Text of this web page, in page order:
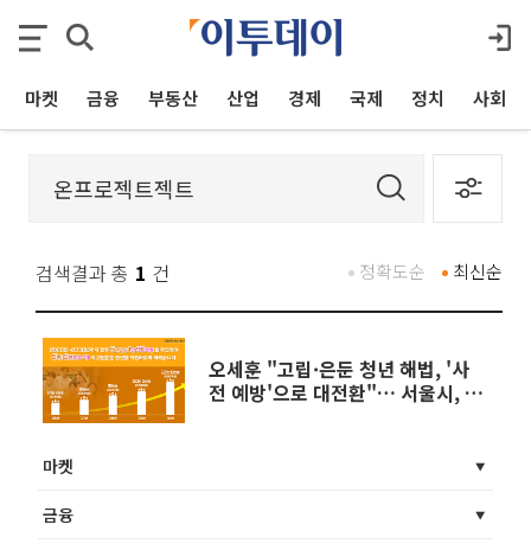
마켓 금융 부동산 산업 경제 국제 정치 사회
검색결과 총 1 건 최신순
정확도순
오세훈 "고립·은둔 청년 해법, '사
전 예방'으로 대전환"… 서울시, 5
마켓
금융